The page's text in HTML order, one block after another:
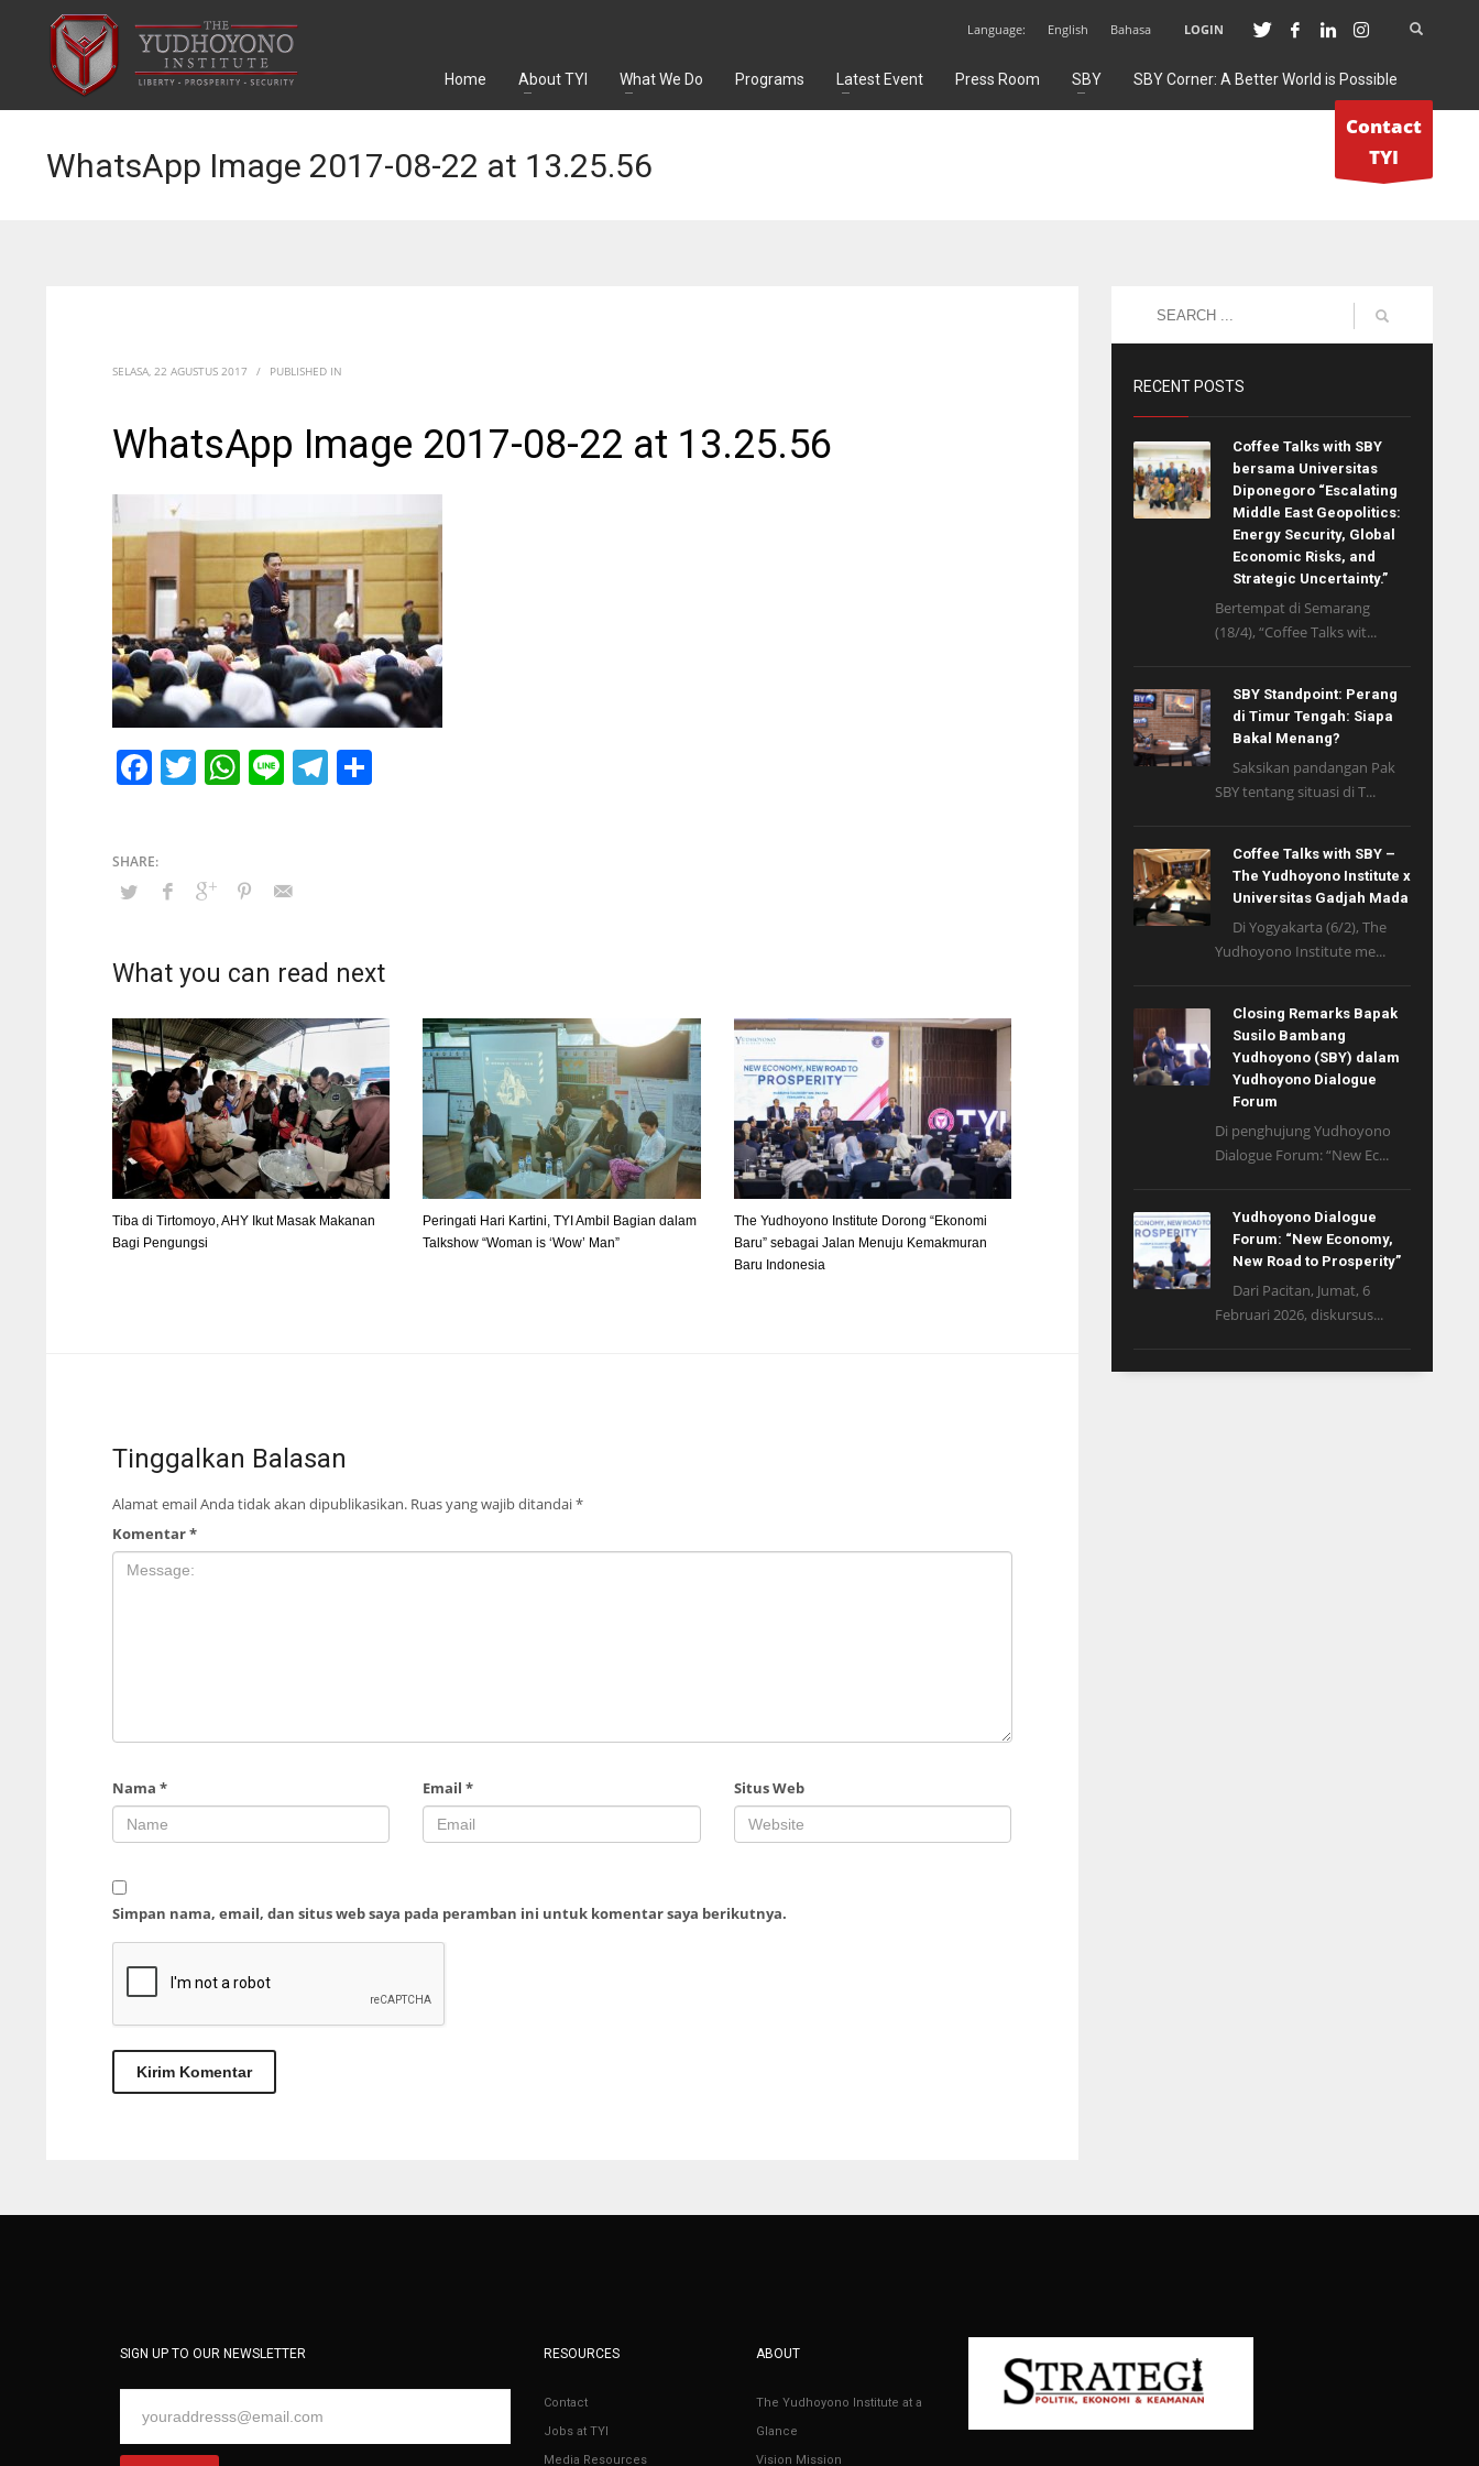
Language: English Bahasa LOGIN
Home About TYI What We Do Programs Latest Event Press Room SBY SBY Corner: A Better World is Possible
Contact
TYI
WhatsApp Image 2017-08-22 at 13.25.56
SELASA, 22 AGUSTUS 2017 / PUBLISHED IN
WhatsApp Image 2017-08-22 at 13.25.56
Facebook
Twitter
WhatsApp
LineTelegram
What you can read next
Tiba di Tirtomoyo, AHY Ikut Masak Makanan
Bagi Pengungsi
Peringati Hari Kartini, TYI Ambil Bagian dalam
Talkshow “Woman is ‘Wow’ Man”
The Yudhoyono Institute Dorong “Ekonomi
Baru” sebagai Jalan Menuju Kemakmuran
Baru Indonesia
Tinggalkan Balasan
Alamat email Anda tidak akan dipublikasikan. Ruas yang wajib ditandai*
Komentar*
Nama * Email* Situs Web
Simpan nama, email, dan situs web saya pada peramban ini untuk komentar saya berikutnya.
RECENT POSTS
Coffee Talks with SBY
bersama Universitas
Diponegoro “Escalating
Middle East Geopolitics:
Energy Security, Global
Economic Risks, and
Strategic Uncertainty.”
Bertempat di Semarang
(18/4), “Coffee Talks wit...
SBY Standpoint: Perang
di Timur Tengah: Siapa
Bakal Menang?
Saksikan pandangan Pak
SBY tentang situasi di T...
Coffee Talks with SBY –
The Yudhoyono Institute x
Universitas Gadjah Mada
Di Yogyakarta (6/2), The
Yudhoyono Institute me...
Closing Remarks Bapak
Susilo Bambang
Yudhoyono (SBY) dalam
Yudhoyono Dialogue
Forum
Di penghujung Yudhoyono
Dialogue Forum: “New Ec...
Yudhoyono Dialogue
Forum: “New Economy,
New Road to Prosperity”
Dari Pacitan, Jumat, 6
Februari 2026, diskursus...
SIGN UP TO OUR NEWSLETTER RESOURCES
Contact
Jobs at TYI
Media Resources
ABOUT
The Yudhoyono Institute at a
Glance
Vision Mission